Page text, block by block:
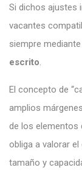
Si dichos ajustes
vacantes
siempre
escrito.
El concepto de
amplios
de los elementos
obliga a valorar
tamaño y